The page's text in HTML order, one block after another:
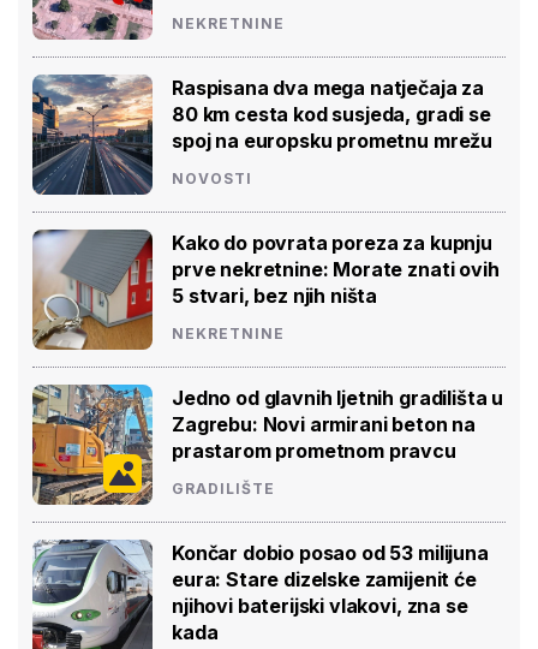
NEKRETNINE
Raspisana dva mega natječaja za
80 km cesta kod susjeda, gradi se
spoj na europsku prometnu mrežu
NOVOSTI
Kako do povrata poreza za kupnju
prve nekretnine: Morate znati ovih
5 stvari, bez njih ništa
NEKRETNINE
Jedno od glavnih ljetnih gradilišta u
Zagrebu: Novi armirani beton na
prastarom prometnom pravcu
GRADILIŠTE
Končar dobio posao od 53 milijuna
eura: Stare dizelske zamijenit će
njihovi baterijski vlakovi, zna se
kada